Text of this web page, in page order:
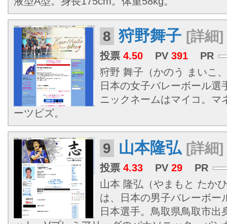
8 狩野舞子 [詳細]
投票 4.50 PV 391
PR
狩野 舞子（かのう まいこ
日本の女子バレーボール選
ニックネームはマイコ。マ
ーツビズ。
9 山本隆弘 [詳細]
投票 4.33 PV 29
PR
山本 隆弘（やまもと たか
は、日本の男子バレーボー
日本選手。鳥取県鳥取市出